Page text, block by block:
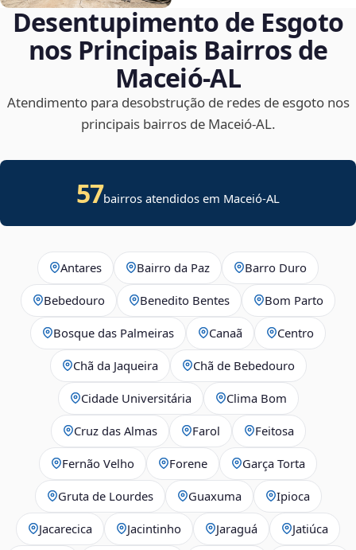
Desentupimento de Esgoto
nos Principais Bairros de
Maceió‑AL
Atendimento para desobstrução de redes de esgoto nos
principais bairros de Maceió‑AL.
57bairros atendidos em Maceió-AL
Antares Bairro da Paz Barro Duro
Bebedouro Benedito Bentes Bom Parto
Bosque das Palmeiras Canaã Centro
Chã da Jaqueira Chã de Bebedouro
Cidade Universitária Clima Bom
Cruz das Almas Farol Feitosa
Fernão Velho Forene Garça Torta
Gruta de Lourdes Guaxuma Ipioca
Jacarecica Jacintinho Jaraguá Jatiúca